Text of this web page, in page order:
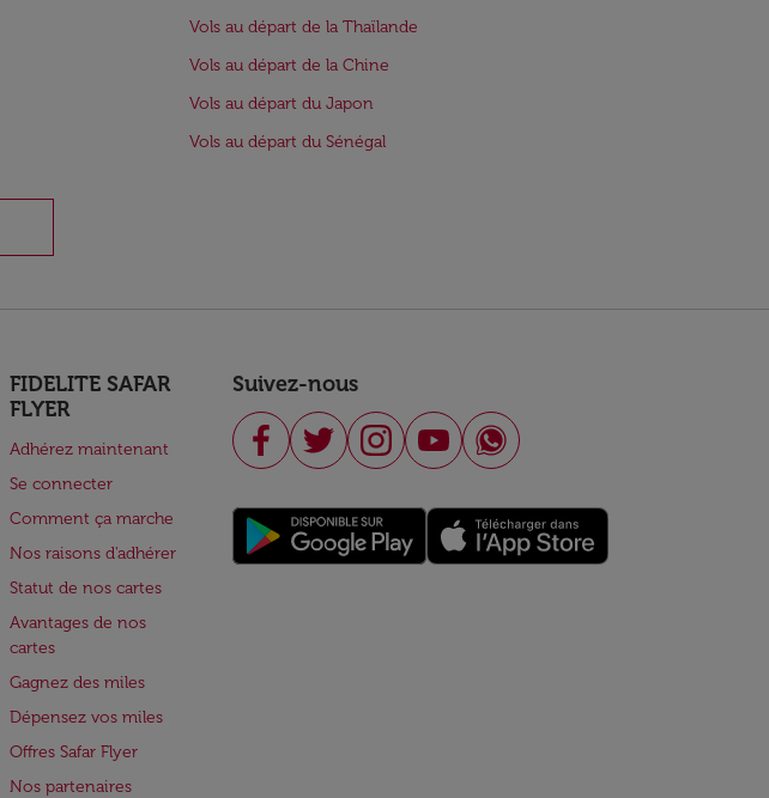
Vols au départ de la Thaïlande
Vols au départ de la Chine
Vols au départ du Japon
Vols au départ du Sénégal
FIDELITE SAFAR
FLYER
Adhérez maintenant
Se connecter
Comment ça marche
Nos raisons d'adhérer
Statut de nos cartes
Avantages de nos
cartes
Gagnez des miles
Dépensez vos miles
Offres Safar Flyer
Nos partenaires
Suivez-nous